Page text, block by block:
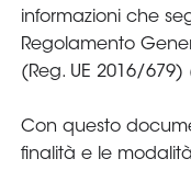
Serie
A
Women
B
Femminile